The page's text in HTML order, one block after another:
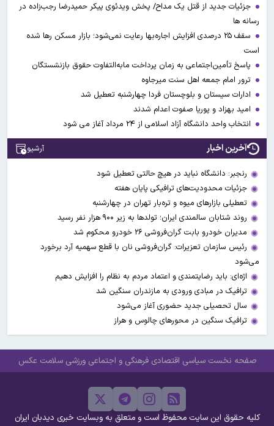
جزئیات جدید از قتل یک مداح/ پخش ویدئوی پیکر حمیدرضا رجب‌زاده در
رسانه ها
سقف ۲۵ درصدی افزایش اجاره‌بها رعایت نمی‌شود؛ بازار مسکن رها شده
است
پاسخ تأمین‌اجتماعی به زمان پرداخت مابه‌التفاوت حقوق بازنشستگان
ترور امام جمعه اهل سنت میرجاوه
ادارات سیستان و بلوچستان فردا چهارشنبه تعطیل شد
امید بهزاد و پوریا صفوت اعدام شدند
انتخاب واحد دانشگاه آزاد اسلامی از ۲۴ مرداد آغاز می شود
آخرین اخبار آرشیو
رنجبر: دانشگاه نباید در هیچ حالتی تعطیل شود
جزئیات محدودیت‌های ترافیکی پایان هفته
تعطیلی بازارهای میوه ‌و تره‌بار تهران در چهارشنبه
روند شتابان سالمندی ایران؛ تولدها به زیر ۹۰۰ هزار نفر رسید
مدیران خودرو بابت گران‌فروشی ۲۶ خودرو محکوم شد
رئیس سازمان تعزیرات: گران‌فروشی نان با قطع سهمیه آرد برخورد
می‌شود
اژه‌ای: باید رضایتمندی و اعتماد مردم به نظام را افزایش دهیم
ترافیک در مبادی ورودی به مازندران سنگین شد
سال تحصیلی جدید حضوری آغاز می‌شود
ترافیک سنگین در محورهای چالوس و هراز
صفحه نخست سیاسی اقتصادی فرهنگی و اجتماعی ورزشی سلامت عکس
کلیه حقوق این سایت محفوظ است و متعلق به وبسایت خبری دیدبان ایران